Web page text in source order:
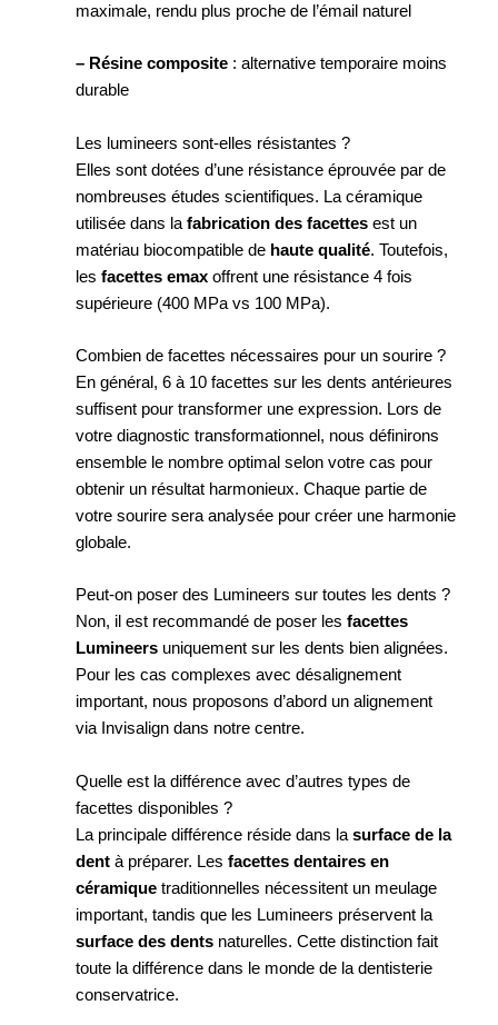
maximale, rendu plus proche de l’émail naturel
– Résine composite: alternative temporaire moins
durable
Les lumineers sont-elles résistantes ?
Elles sont dotées d’une résistance éprouvée par de
nombreuses études scientifiques. La céramique
utilisée dans la fabrication des facettesest un
matériau biocompatible de haute qualité. Toutefois,
les facettes emaxoffrent une résistance 4 fois
supérieure (400 MPa vs 100 MPa).
Combien de facettes nécessaires pour un sourire ?
En général, 6 à 10 facettes sur les dents antérieures
suffisent pour transformer une expression. Lors de
votre diagnostic transformationnel, nous définirons
ensemble le nombre optimal selon votre cas pour
obtenir un résultat harmonieux. Chaque partie de
votre sourire sera analysée pour créer une harmonie
globale.
Peut-on poser des Lumineers sur toutes les dents ?
Non, il est recommandé de poser les facettes
Lumineersuniquement sur les dents bien alignées.
Pour les cas complexes avec désalignement
important, nous proposons d’abord un alignement
via Invisalign dans notre centre.
Quelle est la différence avec d’autres types de
facettes disponibles ?
La principale différence réside dans la surface de la
dentà préparer. Les facettes dentaires en
céramiquetraditionnelles nécessitent un meulage
important, tandis que les Lumineers préservent la
surface des dentsnaturelles. Cette distinction fait
toute la différence dans le monde de la dentisterie
conservatrice.